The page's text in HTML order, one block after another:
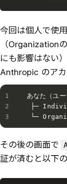
今回は個人で使
（Organization
にも影響はない）
Anthropic のア
あなた（ユー
├─
└─
その後の画面で
証が済むと以下